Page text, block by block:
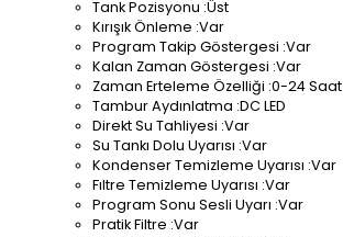
Tank Pozisyonu :Üst
Kırışık Önleme :Var
Program Takip Göstergesi :Var
Kalan Zaman Göstergesi :Var
Zaman Erteleme Özelliği :0-24 Saat
Tambur Aydınlatma :DC LED
Direkt Su Tahliyesi :Var
Su Tankı Dolu Uyarısı :Var
Kondenser Temizleme Uyarısı :Var
Fıltre Temizleme Uyarısı :Var
Program Sonu Sesli Uyarı :Var
Pratik Filtre :Var